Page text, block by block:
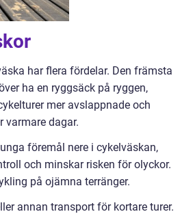
har flera fördelar. Den främsta
ha en ryggsäck på ryggen,
mer avslappnade och
varmare dagar.
föremål nere i cykelväskan,
och minskar risken för olyckor.
på ojämna terränger.
annan transport för kortare turer.